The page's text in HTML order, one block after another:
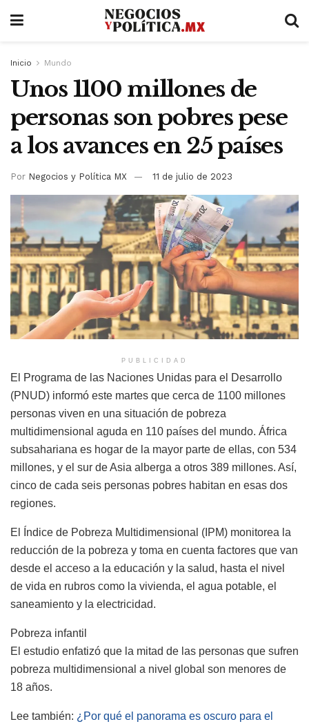
Inicio Mundo
Unos 1100 millones de
personas son pobres pese
a los avances en 25 países
Por Negocios y Política MX 11 de julio de 2023
PUBLICIDAD
El Programa de las Naciones Unidas para el Desarrollo
(PNUD) informó este martes que cerca de 1100 millones
personas viven en una situación de pobreza
multidimensional aguda en 110 países del mundo. África
subsahariana es hogar de la mayor parte de ellas, con 534
millones, y el sur de Asia alberga a otros 389 millones. Así,
cinco de cada seis personas pobres habitan en esas dos
regiones.
El Índice de Pobreza Multidimensional (IPM) monitorea la
reducción de la pobreza y toma en cuenta factores que van
desde el acceso a la educación y la salud, hasta el nivel
de vida en rubros como la vivienda, el agua potable, el
saneamiento y la electricidad.
Pobreza infantil
El estudio enfatizó que la mitad de las personas que sufren
pobreza multidimensional a nivel global son menores de
18 años.
Lee también: ¿Por qué el panorama es oscuro para el